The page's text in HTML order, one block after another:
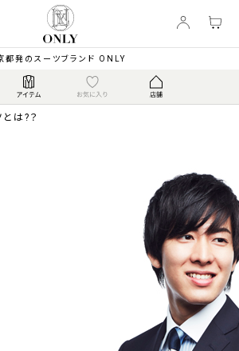
都発のスーツブランド ONLY
は?？